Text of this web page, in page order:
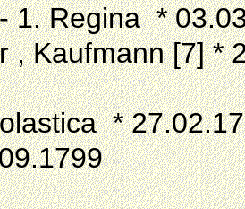
Regina *
, Kaufmann [7]
*